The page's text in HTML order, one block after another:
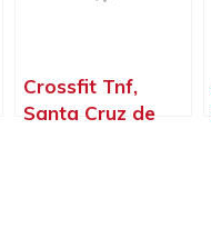
Crossfit Tnf,
Santa Cruz de